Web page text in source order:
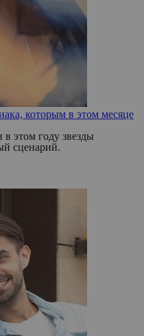
которым в этом месяце
этом году звезды
сценарий.